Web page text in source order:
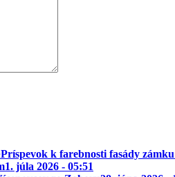
Príspevok k farebnosti fasády
1. júla 2026 - 05:51